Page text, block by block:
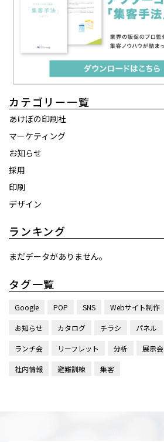
カテゴリー一覧
あけぼの印刷社
マーケティング
お知らせ
採用
印刷
デザイン
ランキング
まだデータがありません。
タグ一覧
Google POP SNS Webサイト制作
お知らせ カタログ チラシ パネル
ランチ会 リーフレット 分析 展示会
社内情報 避難訓練 集客